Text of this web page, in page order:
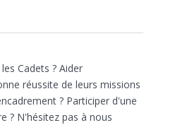
Cadets ? Aider
réussite de leurs missions
? Participer d'une
? N'hésitez pas à nous